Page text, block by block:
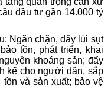
đầu tư gần 14.000 tỷ
Ngăn chặn, đẩy lùi sụt
tồn, phát triển, khai
khoáng sản; đẩy
kế cho người dân, sắp
và sản xuất; bảo vệ